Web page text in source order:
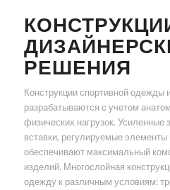
РЕШЕНИЯ
Конструкции спортивной одежды
разрабатываются с учетом
физических нагрузок. Усиленные
вставки, регулируемые
обеспечивают максимальный
изделий. Многослойная
одежду к различным условиям: